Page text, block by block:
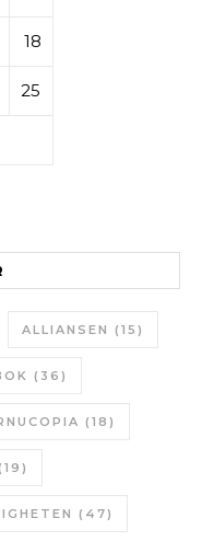
18
25
ALLIANSEN (15)
(36)
(18)
(47)